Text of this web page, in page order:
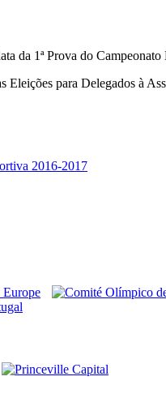
da 1ª Prova do
Eleições para Delegados à
2016-2017